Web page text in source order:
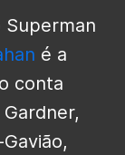
Superman
é a
conta